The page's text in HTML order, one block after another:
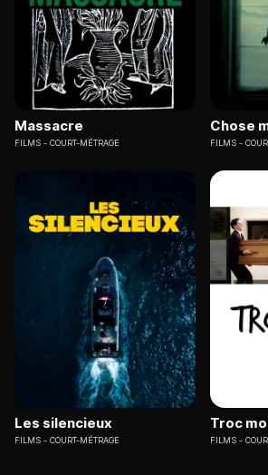
Massacre
FILMS COURT-MÉTRAGE
Chose
FILMS
Les silencieux
FILMS COURT-MÉTRAGE
Troc
FILMS